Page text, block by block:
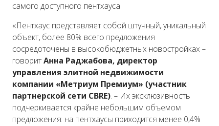
самого доступного пентхауса.
«Пентхаус представляет собой штучный, уникальный
объект, более 80% всего предложения
сосредоточены в высокобюджетных новостройках –
говоритАнна Раджабова, директор
управления элитной недвижимости
компании «Метриум Премиум» (участник
партнерской сети CBRE). – Их эксклюзивность
подчеркивается крайне небольшим объемом
предложения: на пентхаусы приходится менее 0,4%